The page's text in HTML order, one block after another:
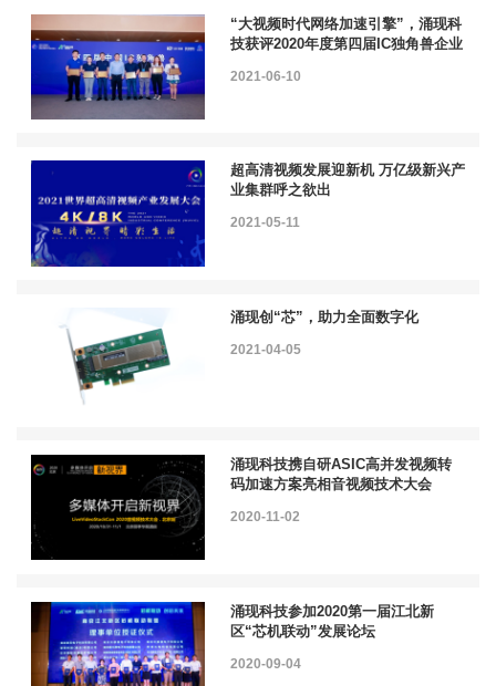
“大视频时代网络加速引擎”，涌现科
技获评2020年度第四届IC独角兽企业
2021-06-10
超高清视频发展迎新机 万亿级新兴产
业集群呼之欲出
2021-05-11
涌现创“芯”，助力全面数字化
2021-04-05
涌现科技携自研ASIC高并发视频转
码加速方案亮相音视频技术大会
2020-11-02
涌现科技参加2020第一届江北新
区“芯机联动”发展论坛
2020-09-04